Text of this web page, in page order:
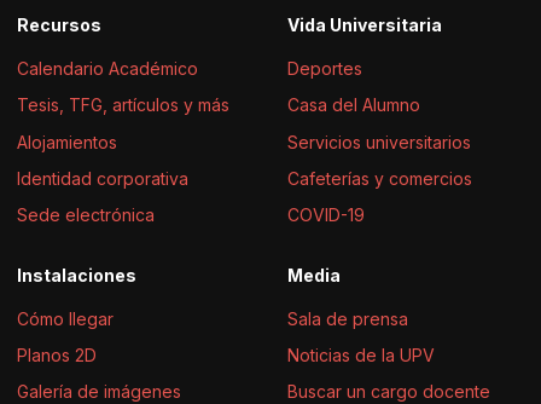
Recursos
Calendario Académico
Tesis, TFG, artículos y más
Alojamientos
Identidad corporativa
Sede electrónica
Vida Universitaria
Deportes
Casa del Alumno
Servicios universitarios
Cafeterías y comercios
COVID-19
Instalaciones
Cómo llegar
Planos 2D
Galería de imágenes
Media
Sala de prensa
Noticias de la UPV
Buscar un cargo docente